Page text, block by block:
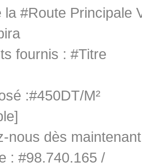
la #Route Principale
fournis : #Titre
:#450DT/M²
nous dès
: #98.740.165 /